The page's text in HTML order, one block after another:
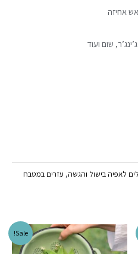
אחיזה
שום ועוד
לאפיה בישול והגשה, עזרים במטבח
Sale!